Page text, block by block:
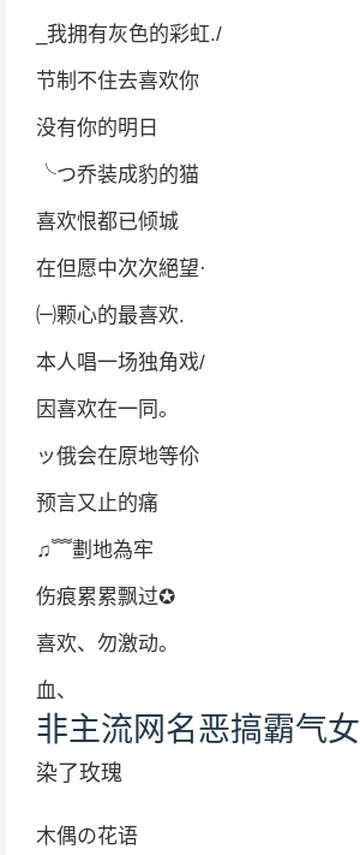
_我拥有灰色的彩虹./
节制不住去喜欢你
没有你的明日
╰つ乔装成豹的猫
喜欢恨都已倾城
在但愿中次次絕望·
㈠颗心的最喜欢.
本人唱一场独角戏/
因喜欢在一同。
ッ俄会在原地等伱
预言又止的痛
♫﹌劃地為牢
伤痕累累飘过✪
喜欢、勿激动。
血、
非主流网名恶搞霸气女
染了玫瑰
木偶の花语